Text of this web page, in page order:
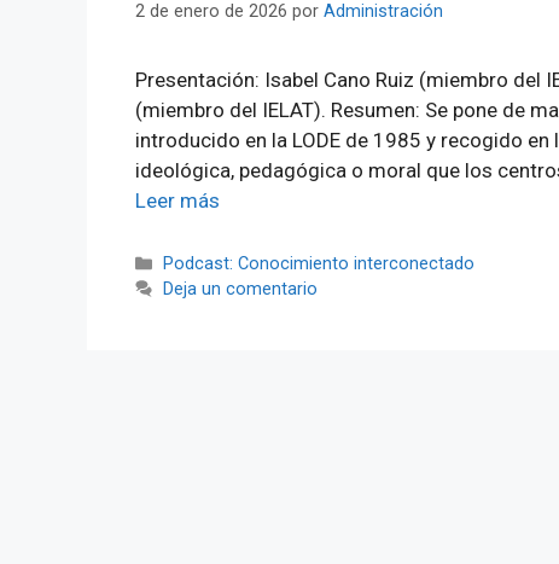
2 de enero de 2026 por Administración
Presentación: Isabel Cano Ruiz (miembro del
(miembro del IELAT). Resumen: Se pone de
introducido en la LODE de 1985 y recogido
ideológica, pedagógica o moral que los
Leer más
Categorías
Podcast: Conocimiento interconectado
Deja un comentario